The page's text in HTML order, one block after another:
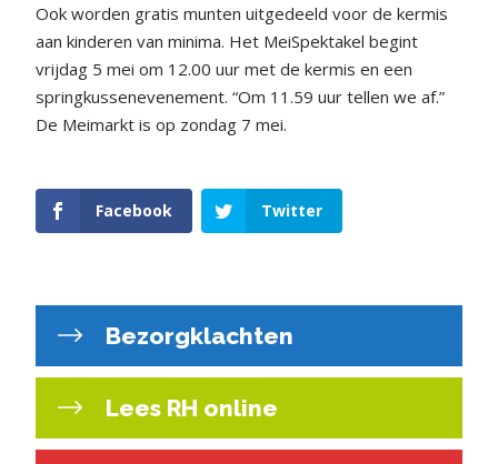
Ook worden gratis munten uitgedeeld voor de kermis
aan kinderen van minima. Het MeiSpektakel begint
vrijdag 5 mei om 12.00 uur met de kermis en een
springkussenevenement. “Om 11.59 uur tellen we af.”
De Meimarkt is op zondag 7 mei.
Facebook Twitter
Bezorgklachten
Lees RH online